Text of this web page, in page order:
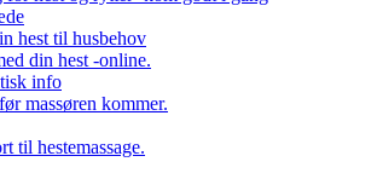
hest til husbehov
din hest -online.
info
massøren kommer.
til hestemassage.